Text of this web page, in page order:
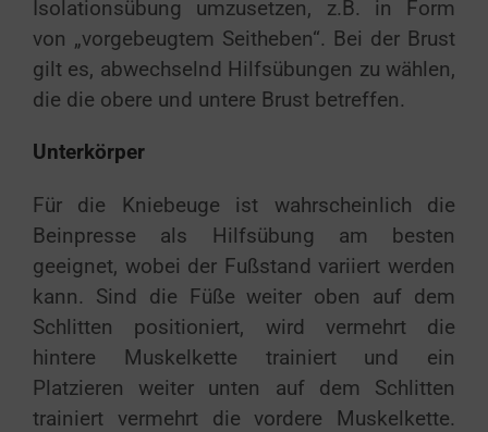
Isolationsübung umzusetzen, z.B. in Form
von „vorgebeugtem Seitheben“. Bei der Brust
gilt es, abwechselnd Hilfsübungen zu wählen,
die die obere und untere Brust betreffen.
Unterkörper
Für die Kniebeuge ist wahrscheinlich die
Beinpresse als Hilfsübung am besten
geeignet, wobei der Fußstand variiert werden
kann. Sind die Füße weiter oben auf dem
Schlitten positioniert, wird vermehrt die
hintere Muskelkette trainiert und ein
Platzieren weiter unten auf dem Schlitten
trainiert vermehrt die vordere Muskelkette.